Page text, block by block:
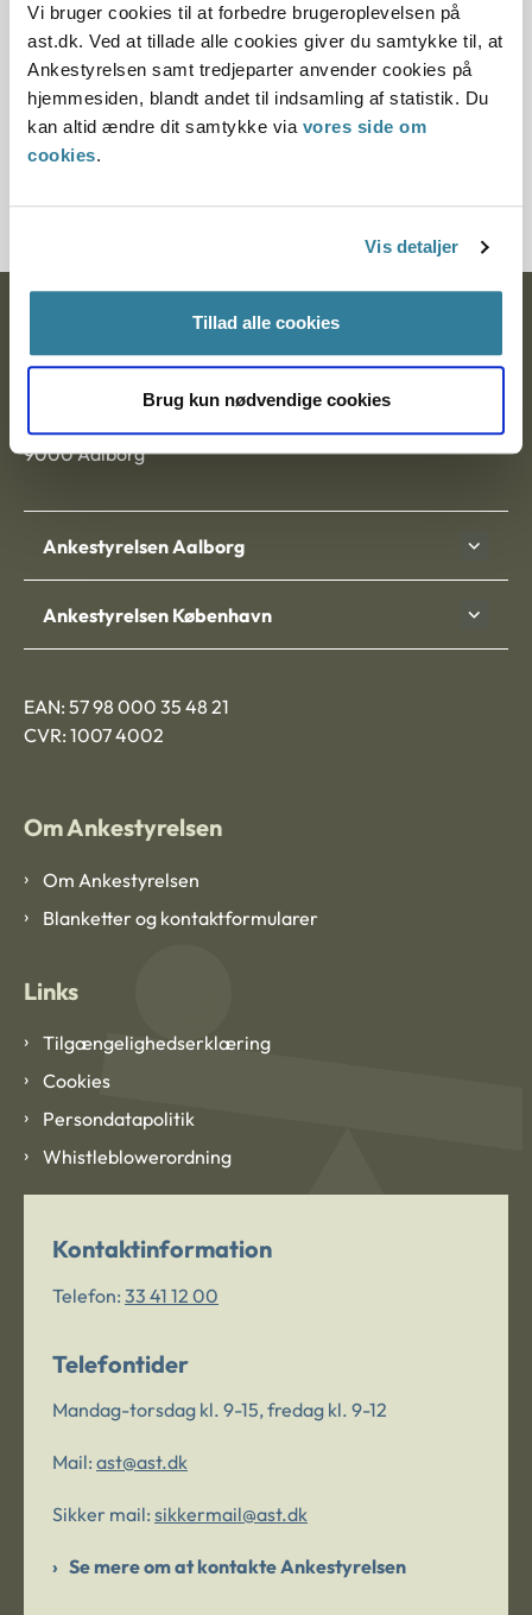
Vi bruger cookies til at forbedre brugeroplevelsen på
ast.dk. Ved at tillade alle cookies giver du samtykke til, at
Ankestyrelsen samt tredjeparter anvender cookies på
hjemmesiden, blandt andet til indsamling af statistik. Du
kan altid ændre dit samtykke via vores side om
cookies.
Vis detaljer
Tillad alle cookies
Brug kun nødvendige cookies
Paragraf
§ 2 § 40 § 10 § 15 § 6
Journalnummer
Postadresse:
Nytorv 7, 2. sal
9000 Aalborg
Ankestyrelsen Aalborg
Ankestyrelsen København
EAN: 57 98 000 35 48 21
CVR: 1007 4002
Om Ankestyrelsen
Om Ankestyrelsen
Blanketter og kontaktformularer
Links
Tilgængelighedserklæring
Cookies
Persondatapolitik
Whistleblowerordning
Kontaktinformation
Telefon: 33 41 12 00
Telefontider
Mandag-torsdag kl. 9-15, fredag kl. 9-12
Mail: ast@ast.dk
Sikker mail: sikkermail@ast.dk
Se mere om at kontakte Ankestyrelsen